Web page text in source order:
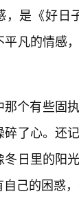
，是《好日
平凡的情感
那个有些固
了心。还
日里的阳
己的困惑